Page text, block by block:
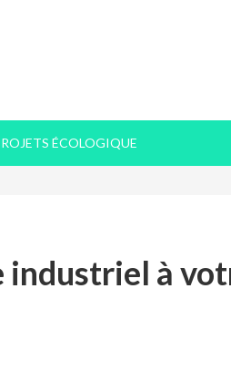
ÉCOLOGIQUE
industriel à